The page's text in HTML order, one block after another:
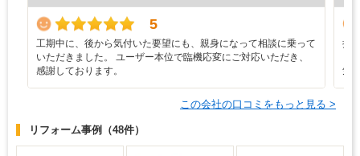
5
工期中に、後から気付いた要望にも、親身になって相談に乗って
いただきました。 ユーザー本位で臨機応変にご対応いただき、
感謝しております。
担
気
この会社の口コミをもっと見る >
リフォーム事例 （48件）